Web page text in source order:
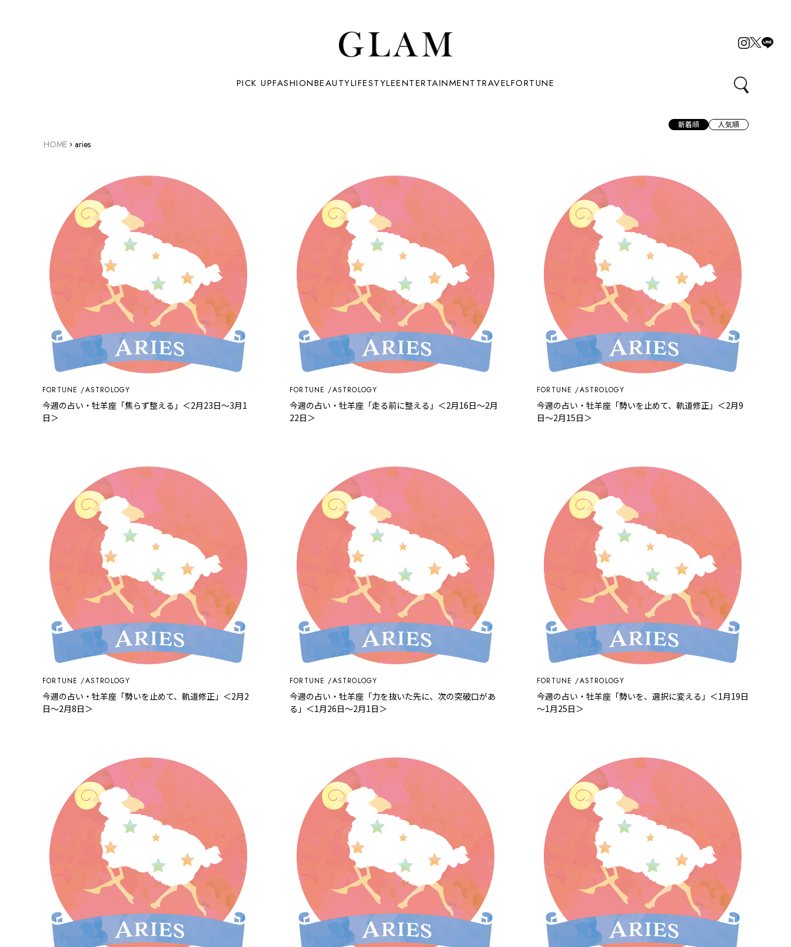
PICK UPFASHIONBEAUTYLIFESTYLEENTERTAINMENTTRAVELFORTUNE
新着順 人気順
HOME › aries
FORTUNE ASTROLOGY
今週の占い・牡羊座「焦らず整える」＜2月23日～3月1
日＞
FORTUNE ASTROLOGY
今週の占い・牡羊座「走る前に整える」＜2月16日～2月
22日＞
FORTUNE ASTROLOGY
今週の占い・牡羊座「勢いを止めて、軌道修正」＜2月9
日～2月15日＞
FORTUNE ASTROLOGY
今週の占い・牡羊座「勢いを止めて、軌道修正」＜2月2
日～2月8日＞
FORTUNE ASTROLOGY
今週の占い・牡羊座「力を抜いた先に、次の突破口があ
る」＜1月26日～2月1日＞
FORTUNE ASTROLOGY
今週の占い・牡羊座「勢いを、選択に変える」＜1月19日
～1月25日＞